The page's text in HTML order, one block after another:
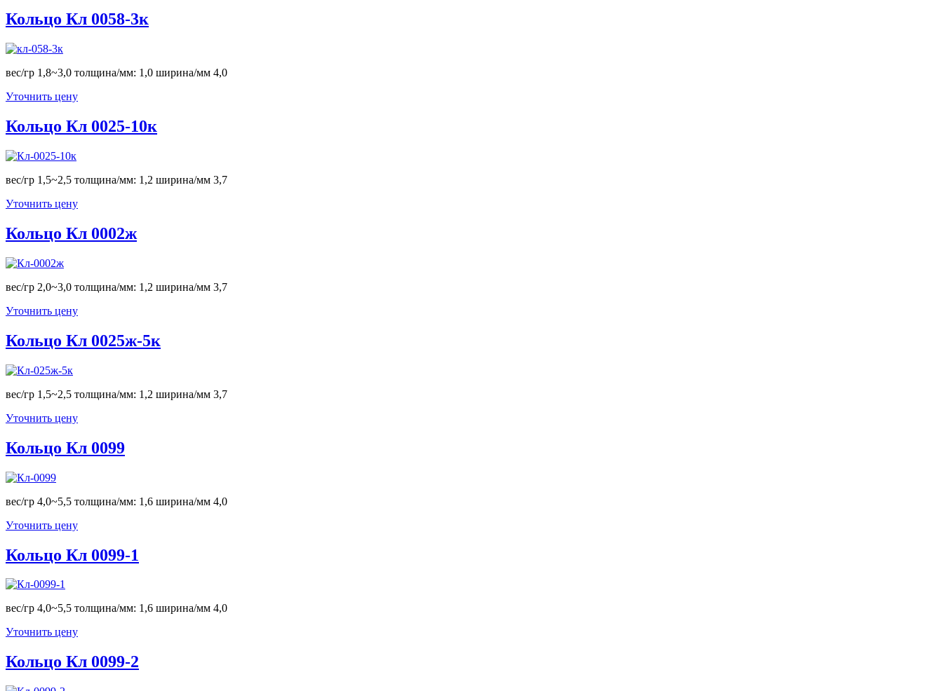
Кольцо Кл 0058-3к
вес/гр 1,8~3,0 толщина/мм: 1,0 ширина/мм 4,0
Уточнить цену
Кольцо Кл 0025-10к
вес/гр 1,5~2,5 толщина/мм: 1,2 ширина/мм 3,7
Уточнить цену
Кольцо Кл 0002ж
вес/гр 2,0~3,0 толщина/мм: 1,2 ширина/мм 3,7
Уточнить цену
Кольцо Кл 0025ж-5к
вес/гр 1,5~2,5 толщина/мм: 1,2 ширина/мм 3,7
Уточнить цену
Кольцо Кл 0099
вес/гр 4,0~5,5 толщина/мм: 1,6 ширина/мм 4,0
Уточнить цену
Кольцо Кл 0099-1
вес/гр 4,0~5,5 толщина/мм: 1,6 ширина/мм 4,0
Уточнить цену
Кольцо Кл 0099-2